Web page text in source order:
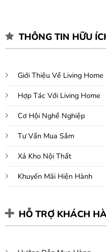
THÔNG TIN HỮU
Giới Thiệu Về Living Home
Hợp Tác Với Living Home
Cơ Hội Nghề Nghiệp
Tư Vấn Mua Sắm
Xả Kho Nội Thất
Khuyến Mãi Hiện Hành
HỖ TRỢ KHÁCH